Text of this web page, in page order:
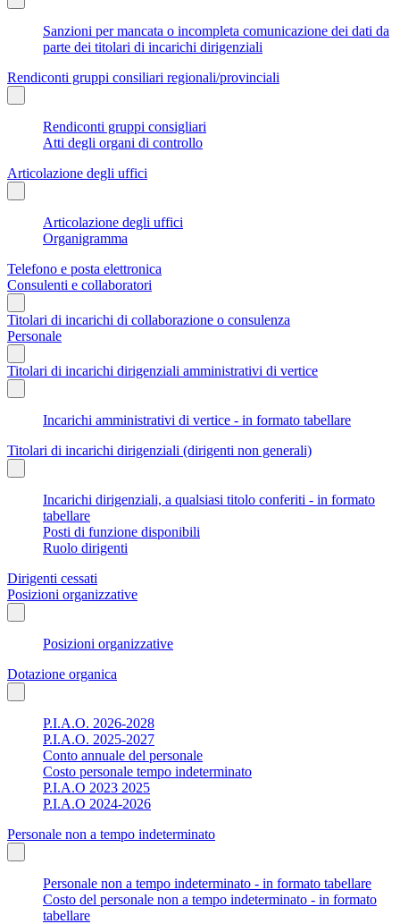
Sanzioni per mancata o incompleta comunicazione dei dati da
parte dei titolari di incarichi dirigenziali
Rendiconti gruppi consiliari regionali/provinciali
Rendiconti gruppi consigliari
Atti degli organi di controllo
Articolazione degli uffici
Articolazione degli uffici
Organigramma
Telefono e posta elettronica
Consulenti e collaboratori
Titolari di incarichi di collaborazione o consulenza
Personale
Titolari di incarichi dirigenziali amministrativi di vertice
Incarichi amministrativi di vertice - in formato tabellare
Titolari di incarichi dirigenziali (dirigenti non generali)
Incarichi dirigenziali, a qualsiasi titolo conferiti - in formato
tabellare
Posti di funzione disponibili
Ruolo dirigenti
Dirigenti cessati
Posizioni organizzative
Posizioni organizzative
Dotazione organica
P.I.A.O. 2026-2028
P.I.A.O. 2025-2027
Conto annuale del personale
Costo personale tempo indeterminato
P.I.A.O 2023 2025
P.I.A.O 2024-2026
Personale non a tempo indeterminato
Personale non a tempo indeterminato - in formato tabellare
Costo del personale non a tempo indeterminato - in formato
tabellare